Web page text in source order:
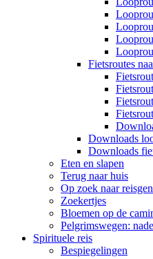
Fietsroutes
Downloads
Downloads
Eten en slapen
Terug naar huis
Op zoek naar
Zoekertjes
Bloemen op de
Pelgrimswegen:
Spirituele reis
Bespiegelingen